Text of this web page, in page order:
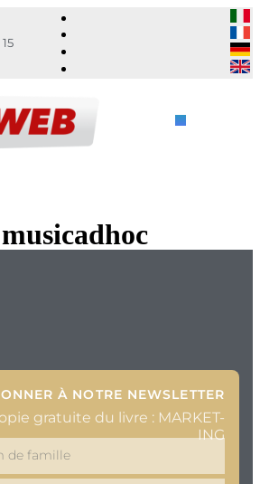
musicadhoc
À NOTRE NEWSLETTER
gratuite du livre : MARKET-
ING